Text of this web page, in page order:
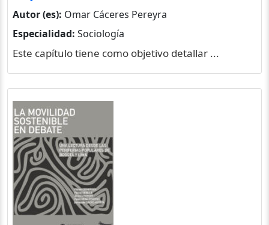
Autor (es): Omar Cáceres Pereyra
Especialidad: Sociología
Este capítulo tiene como objetivo detallar ...